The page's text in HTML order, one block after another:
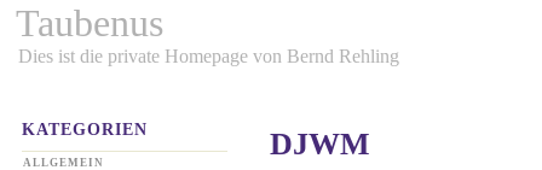
Taubenus
Dies ist die private Homepage von Bernd Rehling
KATEGORIEN
ALLGEMEIN
DJWM